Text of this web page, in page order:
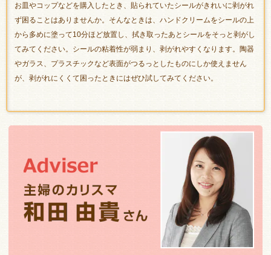
お皿やコップなどを購入したとき、貼られていたシールがきれいに剥がれ
ず困ることはありませんか。そんなときは、ハンドクリームをシールの上
から多めに塗って10分ほど放置し、拭き取ったあとシールをそっと剥がし
てみてください。シールの粘着性が弱まり、剥がれやすくなります。陶器
やガラス、プラスチックなど表面がつるっとしたものにしか使えません
が、剥がれにくくて困ったときにはぜひ試してみてください。